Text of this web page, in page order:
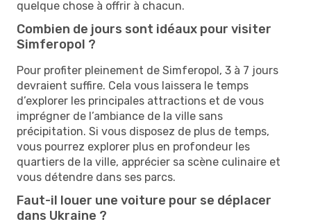
quelque chose à offrir à chacun.
Combien de jours sont idéaux pour visiter
Simferopol ?
Pour profiter pleinement de Simferopol, 3 à 7 jours
devraient suffire. Cela vous laissera le temps
d’explorer les principales attractions et de vous
imprégner de l’ambiance de la ville sans
précipitation. Si vous disposez de plus de temps,
vous pourrez explorer plus en profondeur les
quartiers de la ville, apprécier sa scène culinaire et
vous détendre dans ses parcs.
Faut-il louer une voiture pour se déplacer
dans Ukraine ?